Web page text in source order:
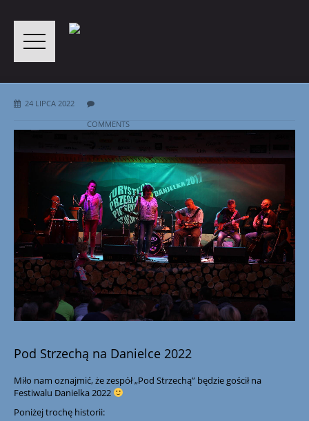
24 LIPCA 2022
COMMENTS
Pod Strzechą na Danielce 2022
Miło nam oznajmić, że zespół „Pod Strzechą” będzie gościł na
Festiwalu Danielka 2022
Poniżej trochę historii: